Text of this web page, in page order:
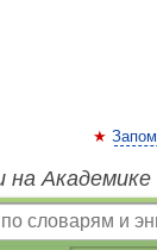
на Академике